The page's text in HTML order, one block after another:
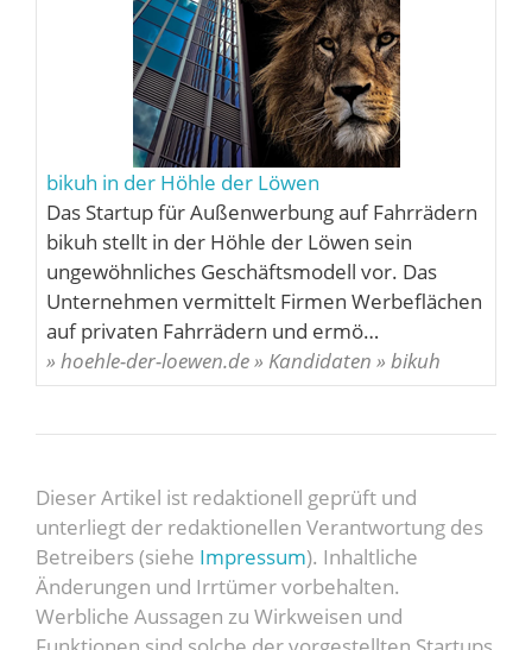
bikuh in der Höhle der Löwen
Das Startup für Außenwerbung auf Fahrrädern
bikuh stellt in der Höhle der Löwen sein
ungewöhnliches Geschäftsmodell vor. Das
Unternehmen vermittelt Firmen Werbeflächen
auf privaten Fahrrädern und ermö…
» hoehle-der-loewen.de » Kandidaten » bikuh
Dieser Artikel ist redaktionell geprüft und
unterliegt der redaktionellen Verantwortung des
Betreibers (siehe Impressum). Inhaltliche
Änderungen und Irrtümer vorbehalten.
Werbliche Aussagen zu Wirkweisen und